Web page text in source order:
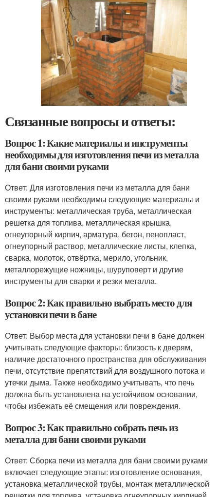
Связанные вопросы и ответы:
Вопрос 1: Какие материалы и инструменты
необходимы для изготовления печи из металла
для бани своими руками
Ответ: Для изготовления печи из металла для бани
своими руками необходимы следующие материалы и
инструменты: металлическая труба, металлическая
решетка для топлива, металлическая крышка,
огнеупорный кирпич, арматура, бетон, пенопласт,
огнеупорный раствор, металлические листы, клепка,
сварка, молоток, отвёртка, мерило, угольник,
металлорежущие ножницы, шуруповерт и другие
инструменты для сварки и резки металла.
Вопрос 2: Как правильно выбрать место для
установки печи в бане
Ответ: Выбор места для установки печи в бане должен
учитывать следующие факторы: близость к дверям,
наличие достаточного пространства для обслуживания
печи, отсутствие препятствий для воздушного потока и
утечки дыма. Также необходимо учитывать, что печь
должна быть установлена на устойчивом основании,
чтобы избежать её смещения или повреждения.
Вопрос 3: Как правильно собрать печь из
металла для бани своими руками
Ответ: Сборка печи из металла для бани своими руками
включает следующие этапы: изготовление основания,
установка металлической трубы, монтаж металлической